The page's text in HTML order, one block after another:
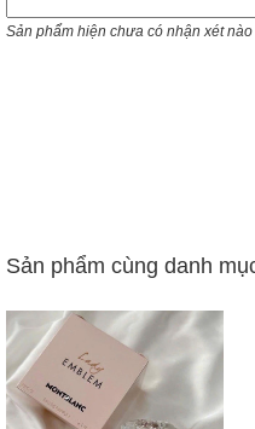
Sản phẩm hiện chưa có nhận xét nào
Sản phẩm cùng danh